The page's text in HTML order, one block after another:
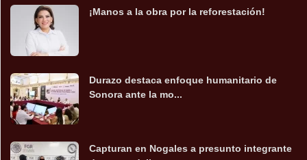
¡Manos a la obra por la reforestación!
Durazo destaca enfoque humanitario de
Sonora ante la mo...
Capturan en Nogales a presunto integrante